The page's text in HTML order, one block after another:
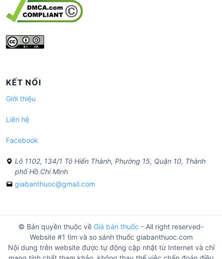
KẾT NỐI
Giới thiệu
Liên hệ
Facebook
Lô 1102, 134/1 Tô Hiến Thành, Phường 15, Quận 10, Thành
phố Hồ Chí Minh
giabanthuoc@gmail.com
© Bản quyền thuộc về Giá bán thuốc - All right reserved-
Website #1 tìm và so sánh thuốc giabanthuoc.com
Nội dung trên website được tự động cập nhật từ Internet và chỉ